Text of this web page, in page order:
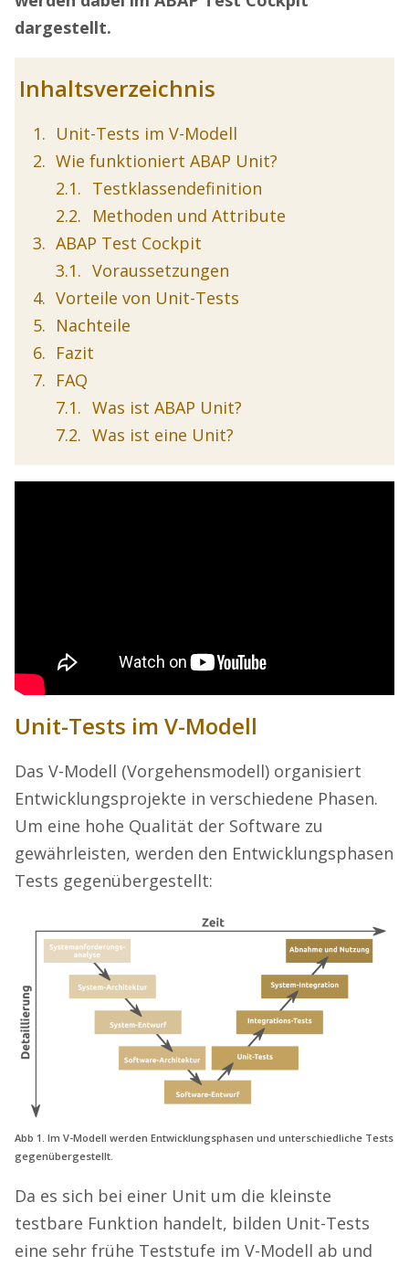
dargestellt.
Inhaltsverzeichnis
Unit-Tests im V-Modell
Wie funktioniert ABAP Unit?
Testklassendefinition
Methoden und Attribute
ABAP Test Cockpit
Voraussetzungen
Vorteile von Unit-Tests
Nachteile
Fazit
FAQ
Was ist ABAP Unit?
Was ist eine Unit?
Unit-Tests im V-Modell
Das V-Modell (Vorgehensmodell) organisiert
Entwicklungsprojekte in verschiedene Phasen.
Um eine hohe Qualität der Software zu
gewährleisten, werden den Entwicklungsphasen
Tests gegenübergestellt:
Abb 1. Im V-Modell werden Entwicklungsphasen und unterschiedliche Tests
gegenübergestellt.
Da es sich bei einer Unit um die kleinste
testbare Funktion handelt, bilden Unit-Tests
eine sehr frühe Teststufe im V-Modell ab und